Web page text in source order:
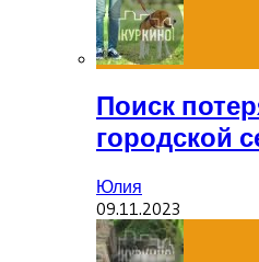
Поиск
городской
Юлия
09.11.2023